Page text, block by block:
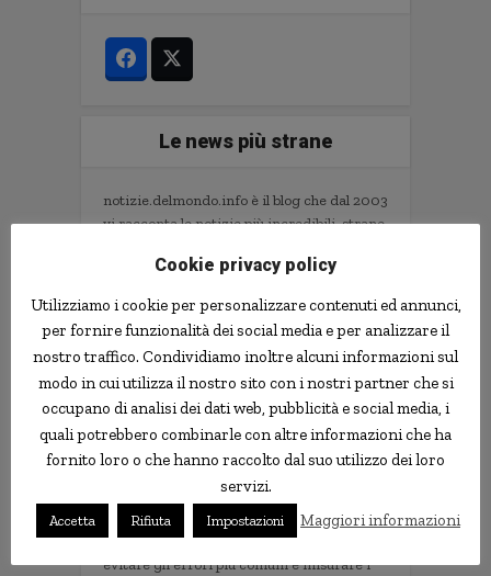
Le news più strane
notizie.delmondo.info è il blog che dal 2003
vi racconta le notizie più incredibili, strane,
ladri imbranati, prodotti assurdi, ricerche
Informativa Privacy
Contatti
Implementare l'AI nella tua impresa senza
metodo e gli strumenti.
Non servono competenze tecniche. Serve
un metodo per scegliere i progetti giusti,
evitare gli errori più comuni e misurare i
Cookie privacy policy
Utilizziamo i cookie per personalizzare contenuti ed annunci,
per fornire funzionalità dei social media e per analizzare il
nostro traffico. Condividiamo inoltre alcuni informazioni sul
modo in cui utilizza il nostro sito con i nostri partner che si
occupano di analisi dei dati web, pubblicità e social media, i
quali potrebbero combinarle con altre informazioni che ha
fornito loro o che hanno raccolto dal suo utilizzo dei loro
servizi.
Accetta Rifiuta Impostazioni Maggiori informazioni